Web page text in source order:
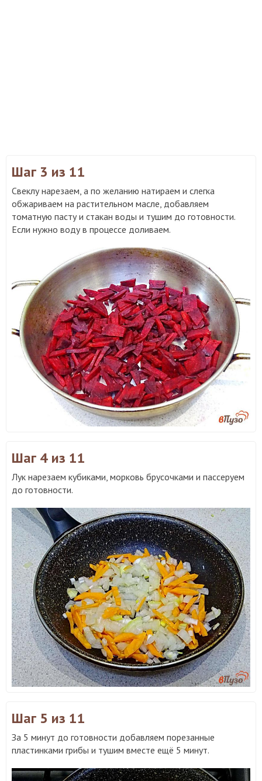
Шаг 3 из 11
Свеклу нарезаем, а по желанию натираем и слегка
обжариваем на растительном масле, добавляем
томатную пасту и стакан воды и тушим до готовности.
Если нужно воду в процессе доливаем.
Шаг 4 из 11
Лук нарезаем кубиками, морковь брусочками и пассеруем
до готовности.
Шаг 5 из 11
За 5 минут до готовности добавляем порезанные
пластинками грибы и тушим вместе ещё 5 минут.